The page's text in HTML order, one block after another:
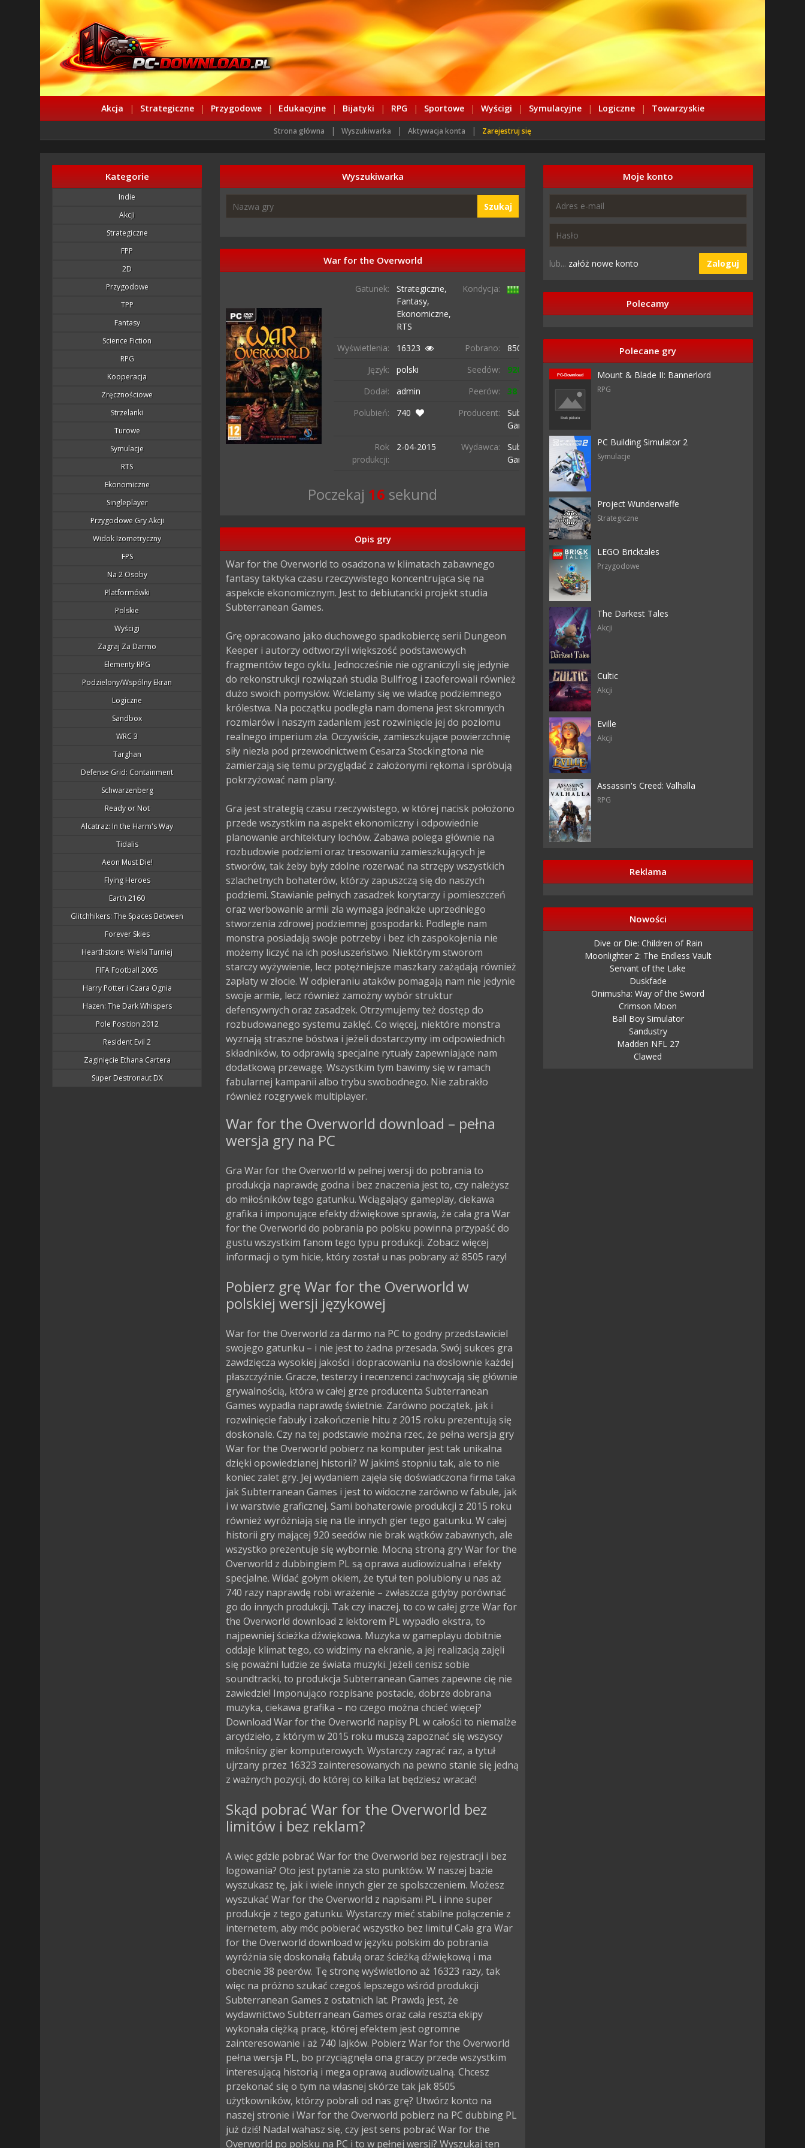
Akcja | Strategiczne | Przygodowe | Edukacyjne | Bijatyki | RPG | Sportowe | Wyścigi | Symulacyjne | Logiczne | Towarzyskie
Strona główna | Wyszukiwarka | Aktywacja konta | Zarejestruj się
Kategorie
Indie
Akcji
Strategiczne
FPP
2D
Przygodowe
TPP
Fantasy
Science Fiction
RPG
Kooperacja
Zręcznościowe
Strzelanki
Turowe
Symulacje
RTS
Ekonomiczne
Singleplayer
Przygodowe Gry Akcji
Widok Izometryczny
FPS
Na 2 Osoby
Platformówki
Polskie
Wyścigi
Zagraj Za Darmo
Elementy RPG
Podzielony/wspólny Ekran
Logiczne
Sandbox
WRC 3
Targhan
Defense Grid: Containment
Schwarzenberg
Ready or Not
Alcatraz: In the Harm's Way
Tidalis
Aeon Must Die!
Flying Heroes
Earth 2160
Glitchhikers: The Spaces Between
Forever Skies
Hearthstone: Wielki Turniej
FIFA Football 2005
Harry Potter i Czara Ognia
Hazen: The Dark Whispers
Pole Position 2012
Resident Evil 2
Zaginięcie Ethana Cartera
Super Destronaut DX
Wyszukiwarka
Szukaj
War for the Overworld
Gatunek:
Strategiczne,
Fantasy,
Ekonomiczne,
RTS
Kondycja:
Wyświetlenia: 16323 Pobrano:
8505 razy
Język:
polski Seedów:
920
Dodał:
admin Peerów:
38
Polubień:
740 Producent:
Subterranean
Games
Rok
produkcji:
2-04-2015 Wydawca:
Subterranean
Games
Poczekaj 15 sekund
Opis gry
War for the Overworld to osadzona w klimatach zabawnego
fantasy taktyka czasu rzeczywistego koncentrująca się na
aspekcie ekonomicznym. Jest to debiutancki projekt studia
Subterranean Games.
Grę opracowano jako duchowego spadkobiercę serii Dungeon
Keeper i autorzy odtworzyli większość podstawowych
fragmentów tego cyklu. Jednocześnie nie ograniczyli się jedynie
do rekonstrukcji rozwiązań studia Bullfrog i zaoferowali również
dużo swoich pomysłów. Wcielamy się we władcę podziemnego
królestwa. Na początku podległa nam domena jest skromnych
rozmiarów i naszym zadaniem jest rozwinięcie jej do poziomu
realnego imperium zła. Oczywiście, zamieszkujące powierzchnię
siły niezła pod przewodnictwem Cesarza Stockingtona nie
zamierzają się temu przyglądać z założonymi rękoma i spróbują
pokrzyżować nam plany.
Gra jest strategią czasu rzeczywistego, w której nacisk położono
przede wszystkim na aspekt ekonomiczny i odpowiednie
planowanie architektury lochów. Zabawa polega głównie na
rozbudowie podziemi oraz tresowaniu zamieszkujących je
stworów, tak żeby były zdolne rozerwać na strzępy wszystkich
szlachetnych bohaterów, którzy zapuszczą się do naszych
podziemi. Stawianie pełnych zasadzek korytarzy i pomieszczeń
oraz werbowanie armii zła wymaga jednakże uprzedniego
stworzenia zdrowej podziemnej gospodarki. Podległe nam
monstra posiadają swoje potrzeby i bez ich zaspokojenia nie
możemy liczyć na ich posłuszeństwo. Niektórym stworom
starczy wyżywienie, lecz potężniejsze maszkary zażądają również
zapłaty w złocie. W odpieraniu ataków pomagają nam nie jedynie
swoje armie, lecz również zamożny wybór struktur
defensywnych oraz zasadzek. Otrzymujemy też dostęp do
rozbudowanego systemu zaklęć. Co więcej, niektóre monstra
wyznają straszne bóstwa i jeżeli dostarczymy im odpowiednich
składników, to odprawią specjalne rytuały zapewniające nam
dodatkową przewagę. Wszystkim tym bawimy się w ramach
fabularnej kampanii albo trybu swobodnego. Nie zabrakło
również rozgrywek multiplayer.
War for the Overworld download – pełna
wersja gry na PC
Gra War for the Overworld w pełnej wersji do pobrania to
produkcja naprawdę godna i bez znaczenia jest to, czy należysz
do miłośników tego gatunku. Wciągający gameplay, ciekawa
grafika i imponujące efekty dźwiękowe sprawią, że cała gra War
for the Overworld do pobrania po polsku powinna przypaść do
gustu wszystkim fanom tego typu produkcji. Zobacz więcej
informacji o tym hicie, który został u nas pobrany aż 8505 razy!
Pobierz grę War for the Overworld w
polskiej wersji językowej
War for the Overworld za darmo na PC to godny przedstawiciel
swojego gatunku – i nie jest to żadna przesada. Swój sukces gra
zawdzięcza wysokiej jakości i dopracowaniu na dosłownie każdej
płaszczyźnie. Gracze, testerzy i recenzenci zachwycają się głównie
grywalnością, która w całej grze producenta Subterranean
Games wypadła naprawdę świetnie. Zarówno początek, jak i
rozwinięcie fabuły i zakończenie hitu z 2015 roku prezentują się
doskonale. Czy na tej podstawie można rzec, że pełna wersja gry
War for the Overworld pobierz na komputer jest tak unikalna
dzięki opowiedzianej historii? W jakimś stopniu tak, ale to nie
koniec zalet gry. Jej wydaniem zajęła się doświadczona firma taka
jak Subterranean Games i jest to widoczne zarówno w fabule, jak
i w warstwie graficznej. Sami bohaterowie produkcji z 2015 roku
również wyróżniają się na tle innych gier tego gatunku. W całej
historii gry mającej 920 seedów nie brak wątków zabawnych, ale
wszystko prezentuje się wybornie. Mocną stroną gry War for the
Overworld z dubbingiem PL są oprawa audiowizualna i efekty
specjalne. Widać gołym okiem, że tytuł ten polubiony u nas aż
740 razy naprawdę robi wrażenie – zwłaszcza gdyby porównać
go do innych produkcji. Tak czy inaczej, to co w całej grze War for
the Overworld download z lektorem PL wypadło ekstra, to
najpewniej ścieżka dźwiękowa. Muzyka w gameplayu dobitnie
oddaje klimat tego, co widzimy na ekranie, a jej realizacją zajęli
się poważni ludzie ze świata muzyki. Jeżeli cenisz sobie
soundtracki, to produkcja Subterranean Games zapewne cię nie
zawiedzie! Imponująco rozpisane postacie, dobrze dobrana
muzyka, ciekawa grafika – no czego można chcieć więcej?
Download War for the Overworld napisy PL w całości to niemalże
arcydzieło, z którym w 2015 roku muszą zapoznać się wszyscy
miłośnicy gier komputerowych. Wystarczy zagrać raz, a tytuł
ujrzany przez 16323 zainteresowanych na pewno stanie się jedną
z ważnych pozycji, do której co kilka lat będziesz wracać!
Skąd pobrać War for the Overworld bez
limitów i bez reklam?
A więc gdzie pobrać War for the Overworld bez rejestracji i bez
logowania? Oto jest pytanie za sto punktów. W naszej bazie
wyszukasz tę, jak i wiele innych gier ze spolszczeniem. Możesz
wyszukać War for the Overworld z napisami PL i inne super
produkcje z tego gatunku. Wystarczy mieć stabilne połączenie z
internetem, aby móc pobierać wszystko bez limitu! Cała gra War
for the Overworld download w języku polskim do pobrania
wyróżnia się doskonałą fabułą oraz ścieżką dźwiękową i ma
obecnie 38 peerów. Tę stronę wyświetlono aż 16323 razy, tak
więc na próżno szukać czegoś lepszego wśród produkcji
Subterranean Games z ostatnich lat. Prawdą jest, że
wydawnictwo Subterranean Games oraz cała reszta ekipy
wykonała ciężką pracę, której efektem jest ogromne
zainteresowanie i aż 740 lajków. Pobierz War for the Overworld
pełna wersja PL, bo przyciągnęła ona graczy przede wszystkim
interesującą historią i mega oprawą audiowizualną. Chcesz
przekonać się o tym na własnej skórze tak jak 8505
użytkowników, którzy pobrali od nas grę? Utwórz konto na
naszej stronie i War for the Overworld pobierz na PC dubbing PL
już dziś! Nadal wahasz się, czy jest sens pobrać War for the
Overworld po polsku na PC i to w pełnej wersji? Wyszukaj ten
Moje konto
lub... załóż nowe konto Zaloguj
Polecamy
Polecane gry
Mount & Blade II: Bannerlord
RPG
PC Building Simulator 2
Symulacje
Project Wunderwaffe
Strategiczne
LEGO Bricktales
Przygodowe
The Darkest Tales
Akcji
Cultic
Akcji
Eville
Akcji
Assassin's Creed: Valhalla
RPG
Reklama
Nowości
Dive or Die: Children of Rain
Moonlighter 2: The Endless Vault
Servant of the Lake
Duskfade
Onimusha: Way of the Sword
Crimson Moon
Ball Boy Simulator
Sandustry
Madden NFL 27
Clawed